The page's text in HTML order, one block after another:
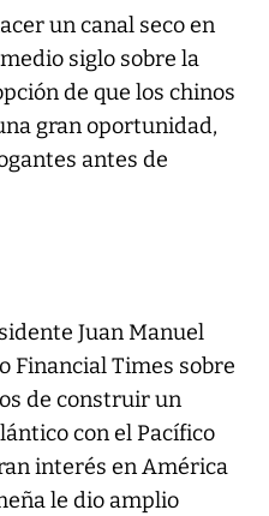
un canal seco en
siglo sobre la
de que los chinos
gran oportunidad,
antes de
Juan Manuel
Financial Times sobre
de construir un
con el Pacífico
interés en América
le dio amplio